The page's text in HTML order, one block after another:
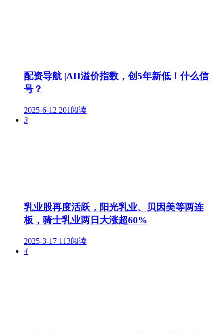
配资导航 |AH溢价指数，创5年新低！什么信
号？
2025-6-12 201阅读
3
乳业股再度活跃，阳光乳业、贝因美等两连
板，骑士乳业两日大涨超60%
2025-3-17 113阅读
4